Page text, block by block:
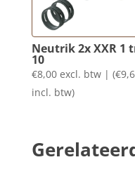
Neutrik 2x XXR 1
10
€8,00 excl. btw | (€
incl. btw)